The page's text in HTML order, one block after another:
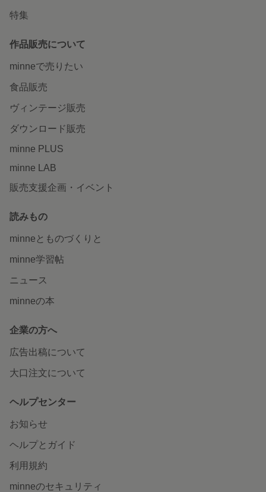
特集
作品販売について
minneで売りたい
食品販売
ヴィンテージ販売
ダウンロード販売
minne PLUS
minne LAB
販売支援企画・イベント
読みもの
minneとものづくりと
minne学習帖
ニュース
minneの本
企業の方へ
広告出稿について
大口注文について
ヘルプセンター
お知らせ
ヘルプとガイド
利用規約
minneのセキュリティ